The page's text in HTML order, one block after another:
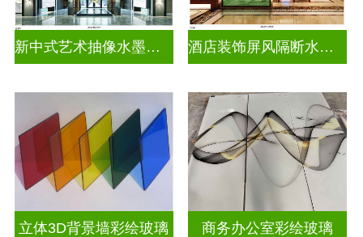
新中式艺术抽像水墨画玻璃 酒店装饰屏风隔断水墨山水画玻璃
立体3D背景墙彩绘玻璃 商务办公室彩绘玻璃